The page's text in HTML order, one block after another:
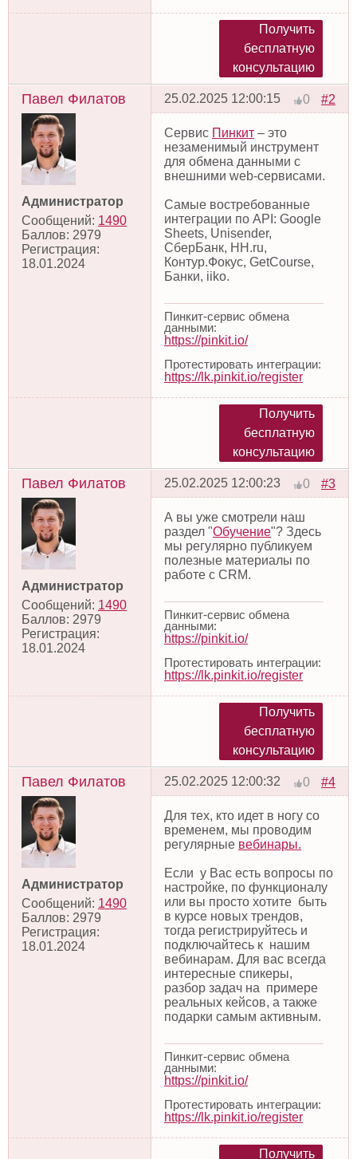
Получить
бесплатную
консультацию
Павел Филатов
Администратор
Сообщений: 1490
Баллов: 2979
Регистрация:
18.01.2024
#2
0
25.02.2025 12:00:15
Сервис Пинкит – это
незаменимый инструмент
для обмена данными с
внешними web-сервисами.
Самые востребованные
интеграции по API: Google
Sheets, Unisender,
СберБанк, HH.ru,
Контур.Фокус, GetCourse,
Банки, iiko.
Пинкит-сервис обмена
данными:
https://pinkit.io/
Протестировать интеграции:
https://lk.pinkit.io/register
Получить
бесплатную
консультацию
Павел Филатов
Администратор
Сообщений: 1490
Баллов: 2979
Регистрация:
18.01.2024
#3
0
25.02.2025 12:00:23
А вы уже смотрели наш
раздел "Обучение"? Здесь
мы регулярно публикуем
полезные материалы по
работе с CRM.
Пинкит-сервис обмена
данными:
https://pinkit.io/
Протестировать интеграции:
https://lk.pinkit.io/register
Получить
бесплатную
консультацию
Павел Филатов
Администратор
Сообщений: 1490
Баллов: 2979
Регистрация:
18.01.2024
#4
0
25.02.2025 12:00:32
Для тех, кто идет в ногу со
временем, мы проводим
регулярные вебинары.
Если у Вас есть вопросы по
настройке, по функционалу
или вы просто хотите быть
в курсе новых трендов,
тогда регистрируйтесь и
подключайтесь к нашим
вебинарам. Для вас всегда
интересные спикеры,
разбор задач на примере
реальных кейсов, а также
подарки самым активным.
Пинкит-сервис обмена
данными:
https://pinkit.io/
Протестировать интеграции:
https://lk.pinkit.io/register
Получить